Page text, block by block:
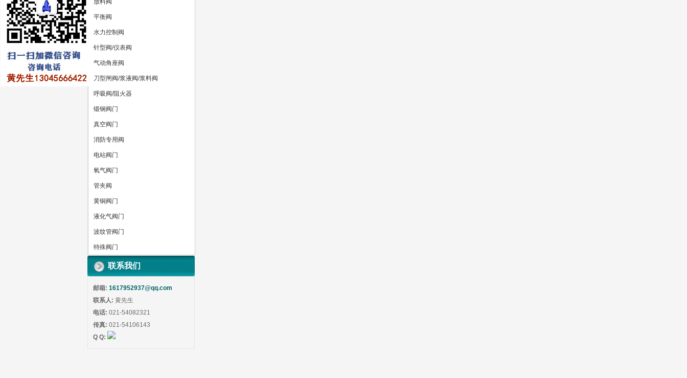
放料阀
平衡阀
水力控制阀
针型阀/仪表阀
气动角座阀
刀型闸阀/浆液阀/浆料阀
呼吸阀/阻火器
锻钢阀门
真空阀门
消防专用阀
电站阀门
氧气阀门
管夹阀
黄铜阀门
液化气阀门
波纹管阀门
特殊阀门
联系我们
邮箱: 1617952937@qq.com
联系人: 黄先生
电话: 021-54082321
传真: 021-54106143
Q Q: